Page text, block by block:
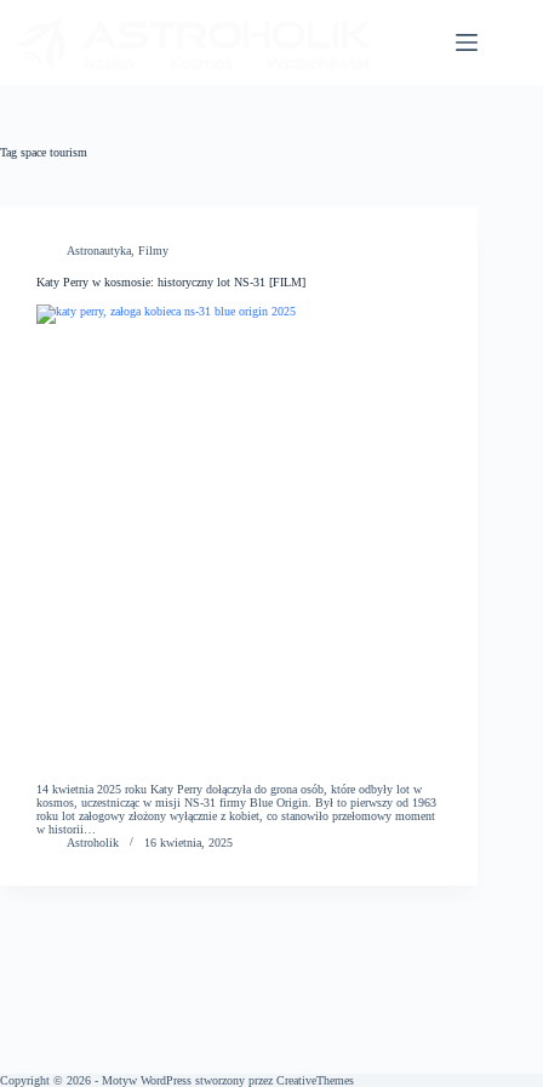
Tag space tourism
Astronautyka Filmy
Katy Perry w kosmosie: historyczny lot NS-31 [FILM]
14 kwietnia 2025 roku Katy Perry dołączyła do grona osób, które odbyły lot w
kosmos, uczestnicząc w misji NS-31 firmy Blue Origin. Był to pierwszy od 1963
roku lot załogowy złożony wyłącznie z kobiet, co stanowiło przełomowy moment
w historii…
Astroholik
16 kwietnia, 2025
Copyright © 2026 - Motyw WordPress stworzony przez CreativeThemes